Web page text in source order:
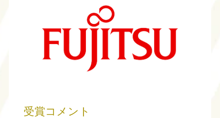
受賞コメント